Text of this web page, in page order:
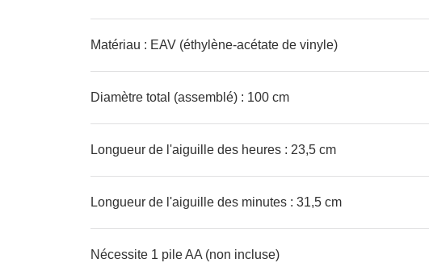
Matériau : EAV (éthylène-acétate de vinyle)
Diamètre total (assemblé) : 100 cm
Longueur de l'aiguille des heures : 23,5 cm
Longueur de l'aiguille des minutes : 31,5 cm
Nécessite 1 pile AA (non incluse)